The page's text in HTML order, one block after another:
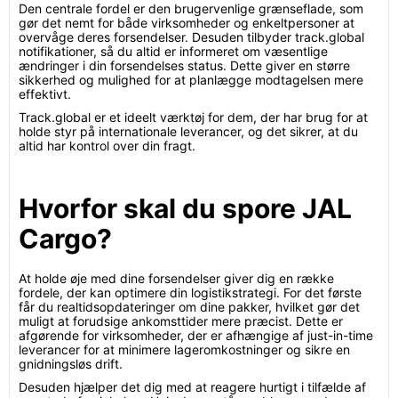
Den centrale fordel er den brugervenlige grænseflade, som
gør det nemt for både virksomheder og enkeltpersoner at
overvåge deres forsendelser. Desuden tilbyder track.global
notifikationer, så du altid er informeret om væsentlige
ændringer i din forsendelses status. Dette giver en større
sikkerhed og mulighed for at planlægge modtagelsen mere
effektivt.
Track.global er et ideelt værktøj for dem, der har brug for at
holde styr på internationale leverancer, og det sikrer, at du
altid har kontrol over din fragt.
Hvorfor skal du spore JAL
Cargo?
At holde øje med dine forsendelser giver dig en række
fordele, der kan optimere din logistikstrategi. For det første
får du realtidsopdateringer om dine pakker, hvilket gør det
muligt at forudsige ankomsttider mere præcist. Dette er
afgørende for virksomheder, der er afhængige af just-in-time
leverancer for at minimere lageromkostninger og sikre en
gnidningsløs drift.
Desuden hjælper det dig med at reagere hurtigt i tilfælde af